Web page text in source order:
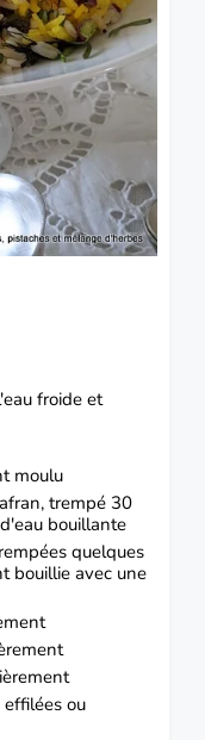
froide et
moulu
trempé 30
bouillante
quelques
bouillie avec une
ou